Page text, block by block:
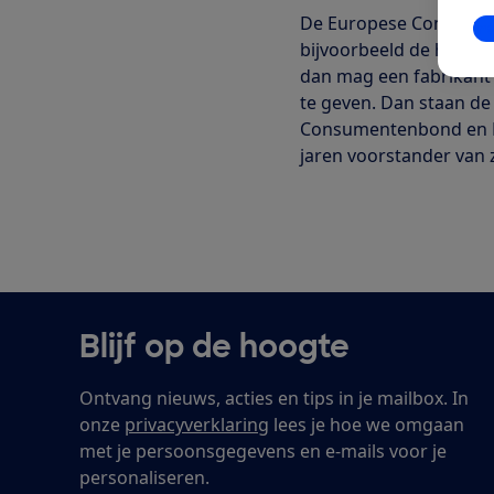
De Europese
bijvoorbeeld de
dan mag een
te geven. Dan staan
Consumentenbond en
jaren voorstander van
Blijf op de hoogte
Ontvang nieuws, acties en tips in je mailbox. In
onze privacyverklaring lees je hoe we omgaan
met je persoonsgegevens en e-mails voor je
personaliseren.